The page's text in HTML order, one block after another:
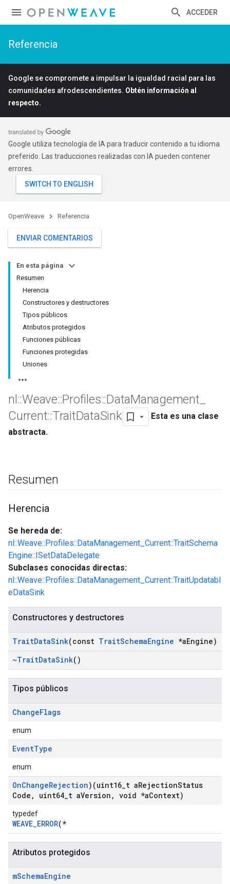
ACCEDER
Referencia
Google se compromete a impulsar la igualdad racial para las
comunidades afrodescendientes. Obtén información al
respecto.
Google utiliza tecnología de IA para traducir contenido a tu idioma
preferido. Las traducciones realizadas con IA pueden contener
errores.
OpenWeave Referencia
ENVIAR COMENTARIOS
En esta página
Resumen
Herencia
Constructores y destructores
Tipos públicos
Atributos protegidos
Funciones públicas
Funciones protegidas
Uniones
nl ::Weave::Profiles::DataManagement
Current::TraitDataSink
Esta es una clase
abstracta.
Resumen
Herencia
Se hereda de:
nl::Weave::Profiles::DataManagement_Current::TraitSchema
Engine::ISetDataDelegate
Subclases conocidas directas:
nl::Weave::Profiles::DataManagement_Current::TraitUpdatabl
eDataSink
Constructores y destructores
TraitDataSink(const TraitSchemaEngine *aEngine)
~TraitDataSink()
Tipos públicos
ChangeFlags
enum
EventType
enum
OnChangeRejection)(uint16 t aRejectionStatus
Code , uint64 t aVersion , void *aContext)
typedef
WEAVE_ERROR(*
Atributos protegidos
mSchemaEngine